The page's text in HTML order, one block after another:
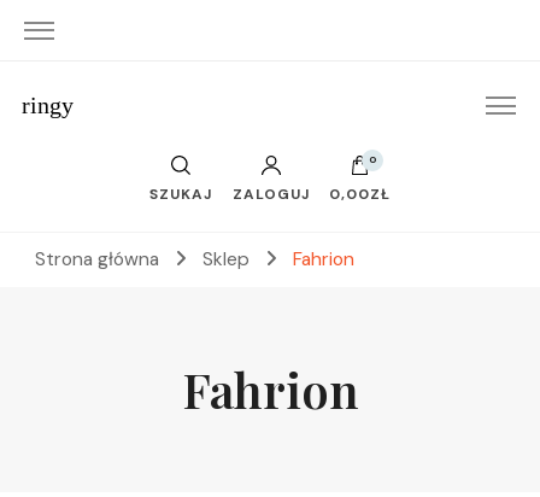
ringy
SZUKAJ ZALOGUJ
0
0,00ZŁ
Strona główna Sklep Fahrion
Fahrion